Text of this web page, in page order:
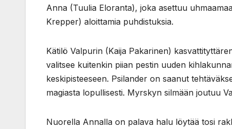
Anna (Tuulia Eloranta), joka asettuu
Krepper) aloittamia puhdistuksia.
Kätilö Valpurin (Kaija Pakarinen)
valitsee kuitenkin piian pestin uuden
keskipisteeseen. Psilander on saanut
magiasta lopullisesti. Myrskyn silmään joutuu
Nuorella Annalla on palava halu löytää tosi